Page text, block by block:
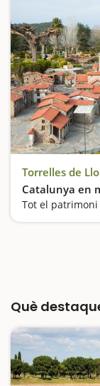
Torrelles de
Catalunya en
Tot el
Què